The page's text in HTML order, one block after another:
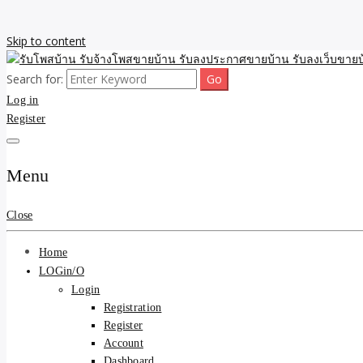
Skip to content
รับโพสบ้าน รับจ้างโพสขา
รับโพสบ้าน ที่ดิน SEOขายบ้
รับจ้างโพสขายบ้าน รับลงเว็บขายบ้าน รับโพสบ้าน รับลงประกาศขายบ้
Search for:
Log in
Register
Menu
Close
Home
LOGin/O
Login
Registration
Register
Account